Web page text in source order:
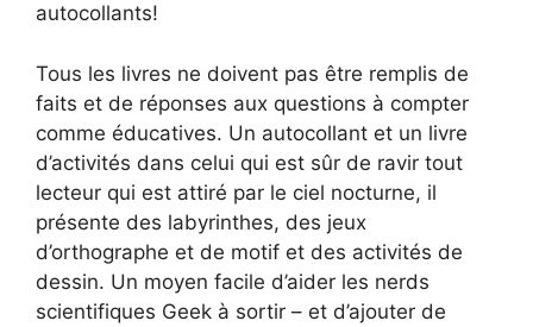
autocollants!
Tous les livres ne doivent pas être remplis de
faits et de réponses aux questions à compter
comme éducatives. Un autocollant et un livre
d’activités dans celui qui est sûr de ravir tout
lecteur qui est attiré par le ciel nocturne, il
présente des labyrinthes, des jeux
d’orthographe et de motif et des activités de
dessin. Un moyen facile d’aider les nerds
scientifiques Geek à sortir – et d’ajouter de